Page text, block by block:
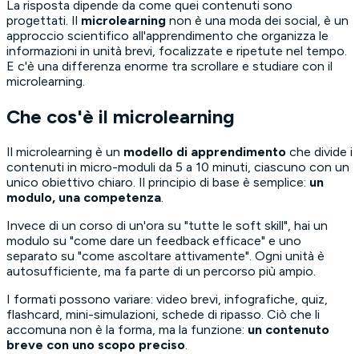
La risposta dipende da come quei contenuti sono
progettati. Il microlearning non è una moda dei social, è un
approccio scientifico all'apprendimento che organizza le
informazioni in unità brevi, focalizzate e ripetute nel tempo.
E c'è una differenza enorme tra scrollare e studiare con il
microlearning.
Che cos'è il microlearning
Il microlearning è un modello di apprendimento che divide i
contenuti in micro-moduli da 5 a 10 minuti, ciascuno con un
unico obiettivo chiaro. Il principio di base è semplice: un
modulo, una competenza.
Invece di un corso di un'ora su "tutte le soft skill", hai un
modulo su "come dare un feedback efficace" e uno
separato su "come ascoltare attivamente". Ogni unità è
autosufficiente, ma fa parte di un percorso più ampio.
I formati possono variare: video brevi, infografiche, quiz,
flashcard, mini-simulazioni, schede di ripasso. Ciò che li
accomuna non è la forma, ma la funzione: un contenuto
breve con uno scopo preciso.